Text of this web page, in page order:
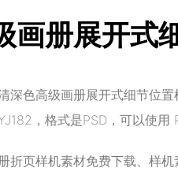
画册展开式
深色高级画册展开式细节位
，格式是PSD，可以使
折页样机素材免费下载、样